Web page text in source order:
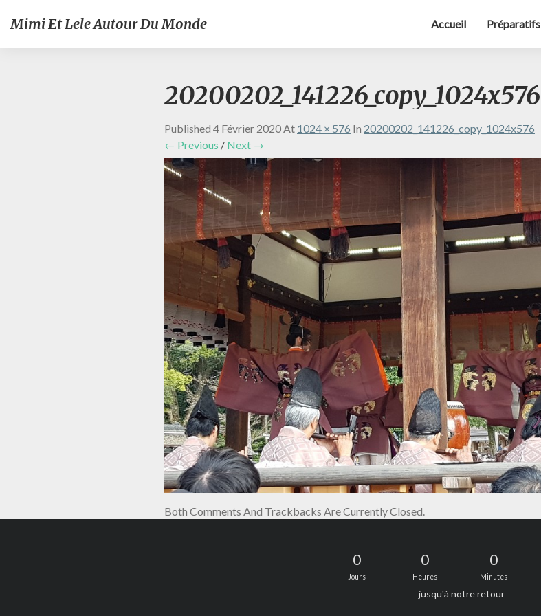
Mimi Et Lele Autour Du Monde Accueil Préparatifs
20200202_141226_copy_1024x576
Published 4 Février 2020At 1024 × 576 In 20200202_141226_copy_1024x576
← Previous / Next →
Both Comments And Trackbacks Are Currently Closed.
0
Jours
0
Heures
0
Minutes
jusqu'à notre retour